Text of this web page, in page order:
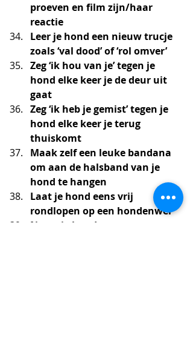
proeven en film zijn/haar
reactie
Leer je hond een nieuw trucje
zoals ‘val dood’ of ‘rol omver’
Zeg ‘ik hou van je’ tegen je
hond elke keer je de deur uit
gaat
Zeg ‘ik heb je gemist’ tegen je
hond elke keer je terug
thuiskomt
Maak zelf een leuke bandana
om aan de halsband van je
hond te hangen
Laat je hond eens vrij
rondlopen op een hondenwei
Neem je hond mee naar een